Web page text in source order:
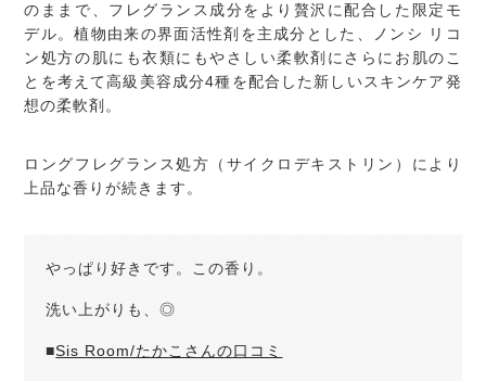
のままで、フレグランス成分をより贅沢に配合した限定モ
デル。植物由来の界面活性剤を主成分とした、ノンシ リコ
ン処方の肌にも衣類にもやさしい柔軟剤にさらにお肌のこ
とを考えて高級美容成分4種を配合した新しいスキンケア発
想の柔軟剤。
ロングフレグランス処方（サイクロデキストリン）により
上品な香りが続きます。
やっぱり好きです。この香り。
洗い上がりも、◎
■Sis Room/たかこさんの口コミ